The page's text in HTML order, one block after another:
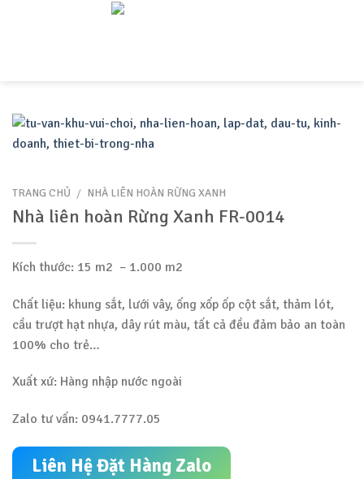
TRANG CHỦ / NHÀ LIÊN HOÀN RỪNG XANH
Nhà liên hoàn Rừng Xanh FR-0014
Kích thước: 15 m2 – 1.000 m2
Chất liệu: khung sắt, lưới vây, ống xốp ốp cột sắt, thảm lót,
cầu trượt hạt nhựa, dây rút màu, tất cả đều đảm bảo an toàn
100% cho trẻ…
Xuất xứ: Hàng nhập nước ngoài
Zalo tư vấn: 0941.7777.05
Liên Hệ Đặt Hàng Zalo